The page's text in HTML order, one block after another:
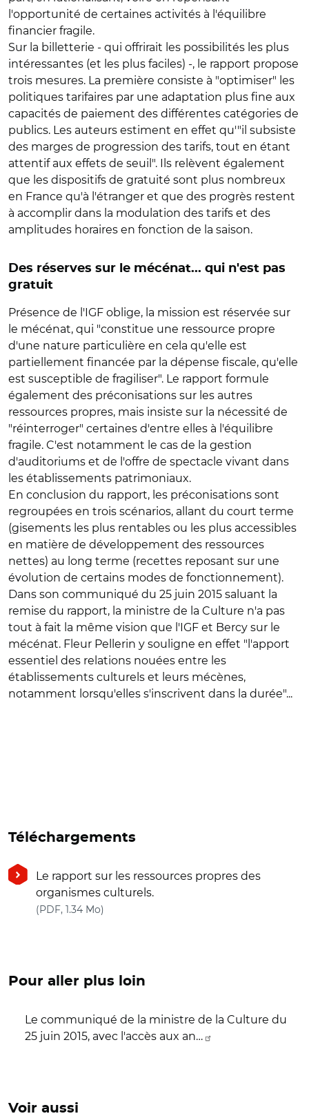
l'opportunité de certaines activités à l'équilibre
financier fragile.
Sur la billetterie - qui offrirait les possibilités les plus
intéressantes (et les plus faciles) -, le rapport propose
trois mesures. La première consiste à "optimiser" les
politiques tarifaires par une adaptation plus fine aux
capacités de paiement des différentes catégories de
publics. Les auteurs estiment en effet qu'"il subsiste
des marges de progression des tarifs, tout en étant
attentif aux effets de seuil". Ils relèvent également
que les dispositifs de gratuité sont plus nombreux
en France qu'à l'étranger et que des progrès restent
à accomplir dans la modulation des tarifs et des
amplitudes horaires en fonction de la saison.
Des réserves sur le mécénat... qui n'est pas
gratuit
Présence de l'IGF oblige, la mission est réservée sur
le mécénat, qui "constitue une ressource propre
d'une nature particulière en cela qu'elle est
partiellement financée par la dépense fiscale, qu'elle
est susceptible de fragiliser". Le rapport formule
également des préconisations sur les autres
ressources propres, mais insiste sur la nécessité de
"réinterroger" certaines d'entre elles à l'équilibre
fragile. C'est notamment le cas de la gestion
d'auditoriums et de l'offre de spectacle vivant dans
les établissements patrimoniaux.
En conclusion du rapport, les préconisations sont
regroupées en trois scénarios, allant du court terme
(gisements les plus rentables ou les plus accessibles
en matière de développement des ressources
nettes) au long terme (recettes reposant sur une
évolution de certains modes de fonctionnement).
Dans son communiqué du 25 juin 2015 saluant la
remise du rapport, la ministre de la Culture n'a pas
tout à fait la même vision que l'IGF et Bercy sur le
mécénat. Fleur Pellerin y souligne en effet "l'apport
essentiel des relations nouées entre les
établissements culturels et leurs mécènes,
notamment lorsqu'elles s'inscrivent dans la durée"...
Téléchargements
Le rapport sur les ressources propres des
organismes culturels.
(PDF, 1.34 Mo)
Pour aller plus loin
Le communiqué de la ministre de la Culture du
25 juin 2015, avec l'accès aux an…
Voir aussi